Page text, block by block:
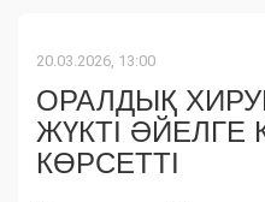
20.03.2026, 13:00
ОРАЛДЫҚ
ЖҮКТІ ӘЙЕЛГЕ
КӨРСЕТТІ